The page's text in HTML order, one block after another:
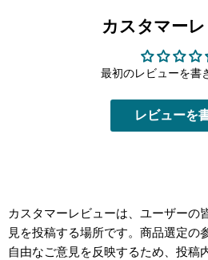
カスタマー
最初のレビューを書
レビューを
カスタマーレビューは、ユーザーの
見を投稿する場所です。商品選定の
自由なご意見を反映するため、投稿